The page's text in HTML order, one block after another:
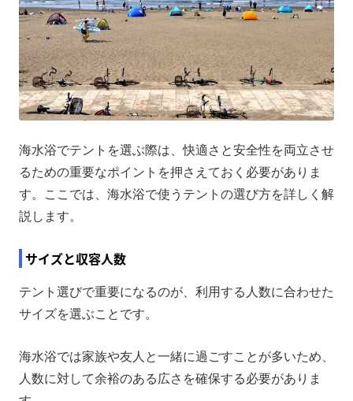
海水浴でテントを選ぶ際は、快適さと安全性を両立させ
るための重要なポイントを押さえておく必要がありま
す。ここでは、海水浴で使うテントの選び方を詳しく解
説します。
サイズと収容人数
テント選びで重要になるのが、利用する人数に合わせた
サイズを選ぶことです。
海水浴では家族や友人と一緒に過ごすことが多いため、
人数に対して余裕のある広さを確保する必要がありま